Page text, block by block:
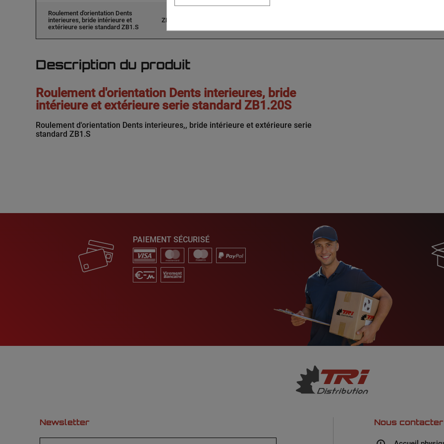
Roulement d'orientation Dents
interieures, bride intérieure et
extérieure serie standard ZB1.S
ZB1.20.0944.2001SPTN
Description du produit
Roulement d'orientation Dents interieures, bride
intérieure et extérieure serie standard ZB1.20S
Roulement d'orientation Dents interieures,, bride intérieure et extérieure serie
standard ZB1.S
PAIEMENT SÉCURISÉ
Newsletter Nous contacter